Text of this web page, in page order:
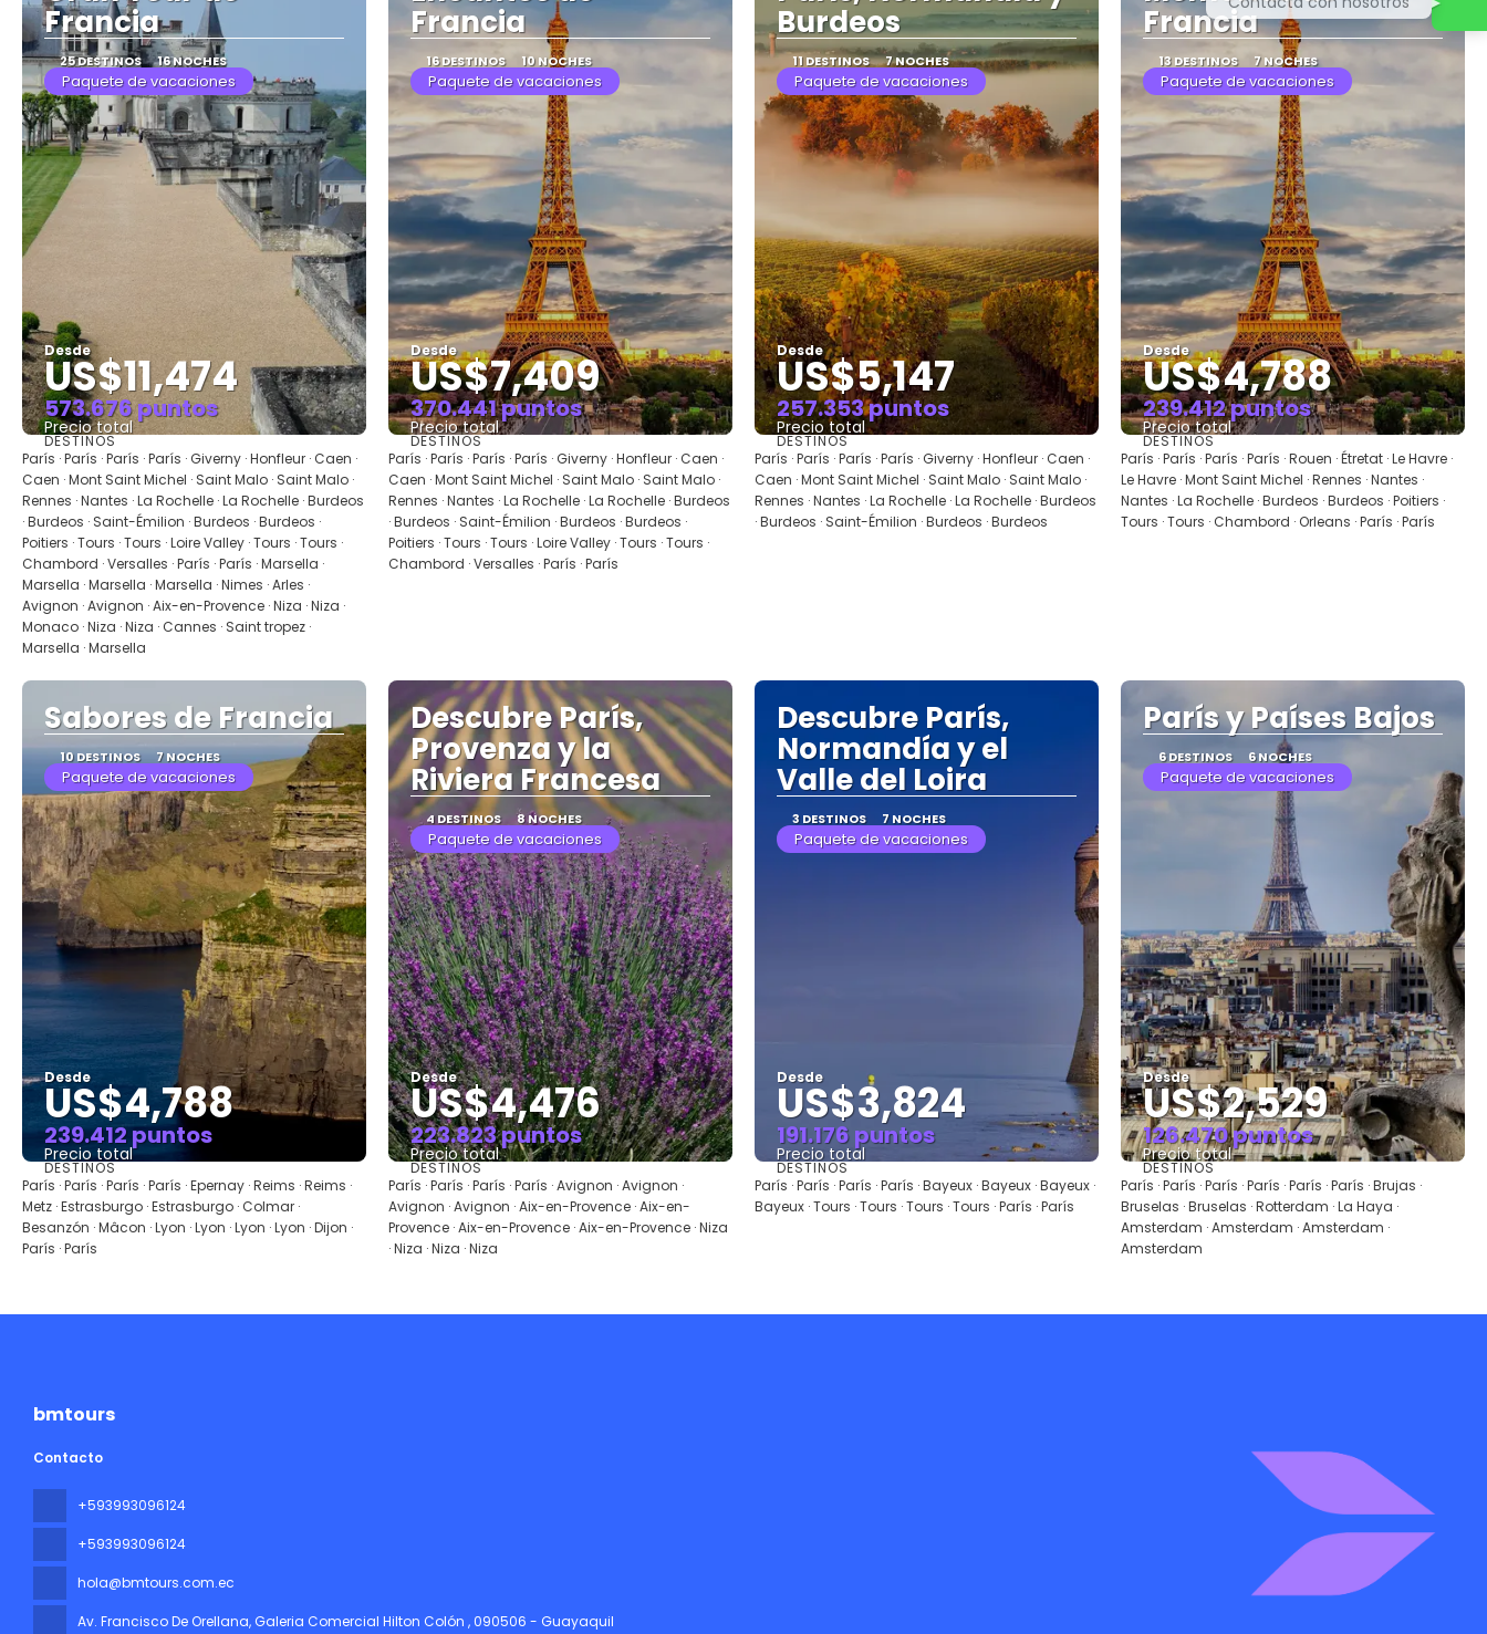
Francia
25 DESTINOS 16 NOCHES
Paquete de vacaciones
Desde
US$11,474
573.676 puntos
Precio total
Ver
DESTINOS
París · París · París · París · Giverny · Honfleur · Caen ·
Caen · Mont Saint Michel · Saint Malo · Saint Malo ·
Rennes · Nantes · La Rochelle · La Rochelle · Burdeos
· Burdeos · Saint-Émilion · Burdeos · Burdeos ·
Poitiers · Tours · Tours · Loire Valley · Tours · Tours ·
Chambord · Versalles · París · París · Marsella ·
Marsella · Marsella · Marsella · Nimes · Arles ·
Avignon · Avignon · Aix-en-Provence · Niza · Niza ·
Monaco · Niza · Niza · Cannes · Saint tropez ·
Marsella · Marsella
Francia
16 DESTINOS 10 NOCHES
Paquete de vacaciones
Desde
US$7,409
370.441 puntos
Precio total
Ver
DESTINOS
París · París · París · París · Giverny · Honfleur · Caen ·
Caen · Mont Saint Michel · Saint Malo · Saint Malo ·
Rennes · Nantes · La Rochelle · La Rochelle · Burdeos
· Burdeos · Saint-Émilion · Burdeos · Burdeos ·
Poitiers · Tours · Tours · Loire Valley · Tours · Tours ·
Chambord · Versalles · París · París
Burdeos
11 DESTINOS 7 NOCHES
Paquete de vacaciones
Desde
US$5,147
257.353 puntos
Precio total
Ver
DESTINOS
París · París · París · París · Giverny · Honfleur · Caen ·
Caen · Mont Saint Michel · Saint Malo · Saint Malo ·
Rennes · Nantes · La Rochelle · La Rochelle · Burdeos
· Burdeos · Saint-Émilion · Burdeos · Burdeos
Francia
13 DESTINOS 7 NOCHES
Paquete de vacaciones
Desde
US$4,788
239.412 puntos
Precio total
Ver
DESTINOS
París · París · París · París · Rouen · Étretat · Le Havre ·
Le Havre · Mont Saint Michel · Rennes · Nantes ·
Nantes · La Rochelle · Burdeos · Burdeos · Poitiers ·
Tours · Tours · Chambord · Orleans · París · París
Sabores de Francia
10 DESTINOS 7 NOCHES
Paquete de vacaciones
Desde
US$4,788
239.412 puntos
Precio total
Ver
DESTINOS
París · París · París · París · Epernay · Reims · Reims ·
Metz · Estrasburgo · Estrasburgo · Colmar ·
Besanzón · Mâcon · Lyon · Lyon · Lyon · Lyon · Dijon ·
París · París
Descubre París,
Provenza y la
Riviera Francesa
4 DESTINOS 8 NOCHES
Paquete de vacaciones
Desde
US$4,476
223.823 puntos
Precio total
Ver
DESTINOS
París · París · París · París · Avignon · Avignon ·
Avignon · Avignon · Aix-en-Provence · Aix-en-
Provence · Aix-en-Provence · Aix-en-Provence · Niza
· Niza · Niza · Niza
Descubre París,
Normandía y el
Valle del Loira
3 DESTINOS 7 NOCHES
Paquete de vacaciones
Desde
US$3,824
191.176 puntos
Precio total
Ver
DESTINOS
París · París · París · París · Bayeux · Bayeux · Bayeux ·
Bayeux · Tours · Tours · Tours · Tours · París · París
París y Países Bajos
6 DESTINOS 6 NOCHES
Paquete de vacaciones
Desde
US$2,529
126.470 puntos
Precio total
Ver
DESTINOS
París · París · París · París · París · París · Brujas ·
Bruselas · Bruselas · Rotterdam · La Haya ·
Amsterdam · Amsterdam · Amsterdam ·
Amsterdam
bmtours
Contacto
+593993096124
+593993096124
hola@bmtours.com.ec
Av. Francisco De Orellana, Galeria Comercial Hilton Colón , 090506 - Guayaquil